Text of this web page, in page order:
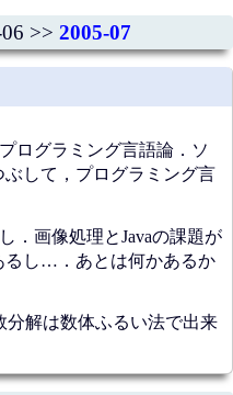
>> 2005-07
ログラミング言語論．ソ
して，プログラミング言
．画像処理とJavaの課題が
るし…．あとは何かあるか
分解は数体ふるい法で出来